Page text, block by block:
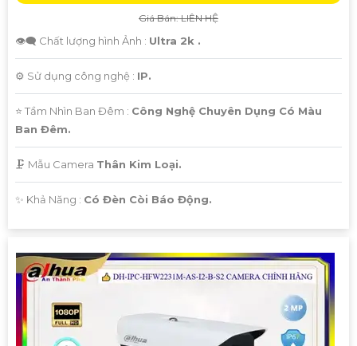
Giá Bán: LIÊN HỆ
👁️‍🗨 Chất lượng hình Ảnh : Ultra 2k .
⚙ Sử dụng công nghệ : IP.
⭐ Tầm Nhìn Ban Đêm : Công Nghệ Chuyên Dụng Có Màu
Ban Đêm.
🗜️ Mẫu Camera Thân Kim Loại.
️✨ Khả Năng : Có Đèn Còi Báo Động.